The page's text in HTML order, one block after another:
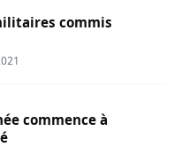
commis depuis 1952
commis
commence à tourner la
commence à